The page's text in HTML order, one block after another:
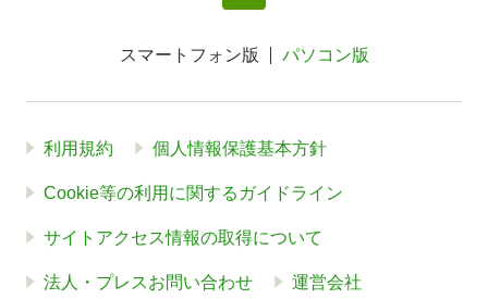
スマートフォン版 パソコン版
利用規約 個人情報保護基本方針
Cookie等の利用に関するガイドライン
サイトアクセス情報の取得について
法人・プレスお問い合わせ 運営会社